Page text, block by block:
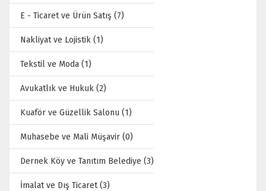
E - Ticaret ve Ürün Satış (7)
Nakliyat ve Lojistik (1)
Tekstil ve Moda (1)
Avukatlık ve Hukuk (2)
Kuaför ve Güzellik Salonu (1)
Muhasebe ve Mali Müşavir (0)
Dernek Köy ve Tanıtım Belediye (3)
İmalat ve Dış Ticaret (3)